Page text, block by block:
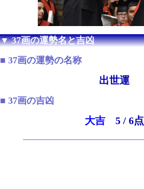
▼ 37画の運勢名と吉凶
■ 37画の運勢の名称
出世運
■ 37画の吉凶
大吉 5 / 6点